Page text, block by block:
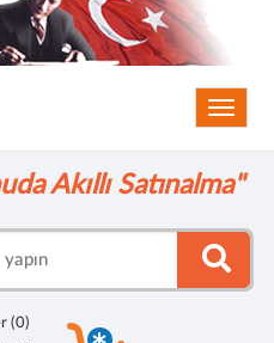
Akıllı Satınalma"
(0)